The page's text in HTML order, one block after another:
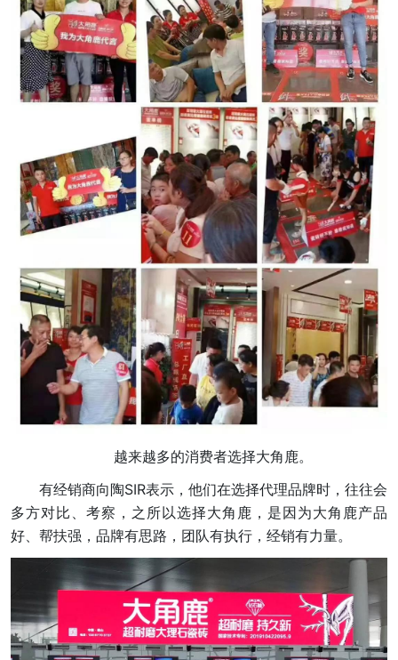
越来越多的消费者选择大角鹿。
有经销商向陶SIR表示，他们在选择代理品牌时，往往会
多方对比、考察，之所以选择大角鹿，是因为大角鹿产品
好、帮扶强，品牌有思路，团队有执行，经销有力量。